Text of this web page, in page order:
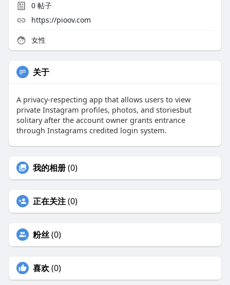
0帖子
https://pioov.com
女性
关于
A privacy-respecting app that allows users to view
private Instagram profiles, photos, and storiesbut
solitary after the account owner grants entrance
through Instagrams credited login system.
我的相册(0)
正在关注(0)
粉丝(0)
喜欢 (0)